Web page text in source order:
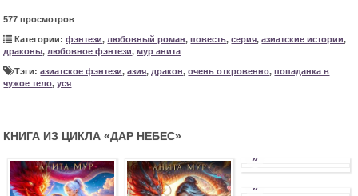
577 просмотров
Категории:фэнтези, любовный роман,повесть,серия,азиатские истории,
драконы, любовное фэнтези,мур анита
Тэги:азиатское фэнтези,азия, дракон,очень откровенно,попаданка в
чужое тело,уся
КНИГА ИЗ ЦИКЛА «ДАР НЕБЕС»
»
»